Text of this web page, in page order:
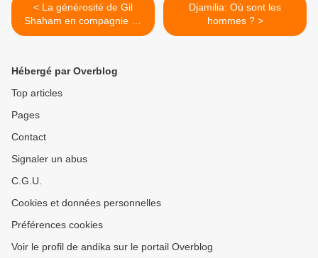
< La générosité de Gil
Shaham en compagnie de
l'Orchestre Philharmonique
Djamilia: Où sont les
hommes ? >
Hébergé par Overblog
Top articles
Pages
Contact
Signaler un abus
C.G.U.
Cookies et données personnelles
Préférences cookies
Voir le profil de andika sur le portail Overblog